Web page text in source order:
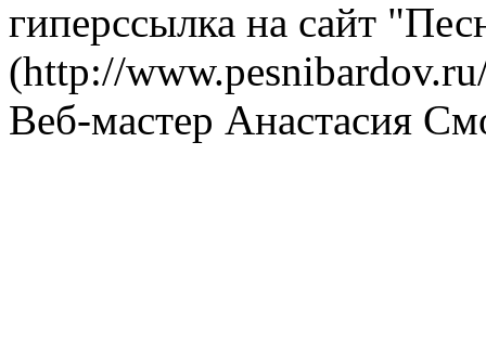
гиперссылка на сайт
(http://
Веб-мастер Анастасия